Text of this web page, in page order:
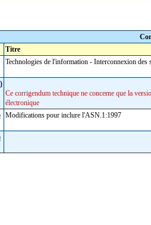
Titre
Technologies de l'information - Interconnexion
Ce corrigendum technique ne concerne que la
électronique
Modifications pour inclure l'ASN.1:1997